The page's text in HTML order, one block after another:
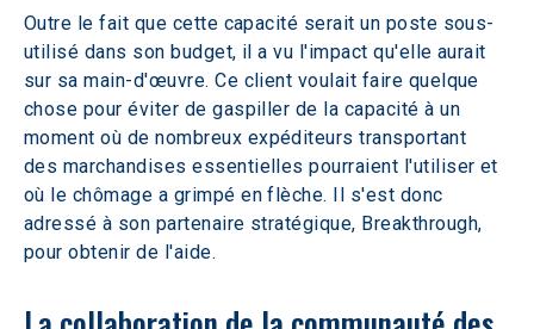
Outre le fait que cette capacité serait un poste sous-
utilisé dans son budget, il a vu l'impact qu'elle aurait
sur sa main-d'œuvre. Ce client voulait faire quelque
chose pour éviter de gaspiller de la capacité à un
moment où de nombreux expéditeurs transportant
des marchandises essentielles pourraient l'utiliser et
où le chômage a grimpé en flèche. Il s'est donc
adressé à son partenaire stratégique, Breakthrough,
pour obtenir de l'aide.